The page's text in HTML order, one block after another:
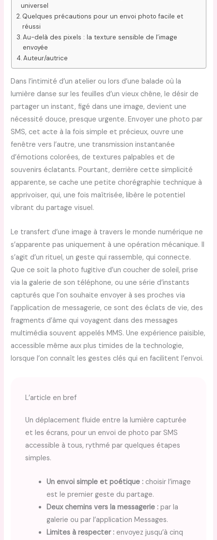
universel
Quelques précautions pour un envoi photo facile et
réussi
Au-delà des pixels : la texture sensible de l’image
envoyée
Auteur/autrice
Dans l’intimité d’un atelier ou lors d’une balade où la
lumière danse sur les feuilles d’un vieux chêne, le désir de
partager un instant, figé dans une image, devient une
nécessité douce, presque urgente. Envoyer une photo par
SMS, cet acte à la fois simple et précieux, ouvre une
fenêtre vers l’autre, une transmission instantanée
d’émotions colorées, de textures palpables et de
souvenirs éclatants. Pourtant, derrière cette simplicité
apparente, se cache une petite chorégraphie technique à
apprivoiser, qui, une fois maîtrisée, libère le potentiel
vibrant du partage visuel.
Le transfert d’une image à travers le monde numérique ne
s’apparente pas uniquement à une opération mécanique. Il
s’agit d’un rituel, un geste qui rassemble, qui connecte.
Que ce soit la photo fugitive d’un coucher de soleil, prise
via la galerie de son téléphone, ou une série d’instants
capturés que l’on souhaite envoyer à ses proches via
l’application de messagerie, ce sont des éclats de vie, des
fragments d’âme qui voyagent dans des messages
multimédia souvent appelés MMS. Une expérience paisible,
accessible même aux plus timides de la technologie,
lorsque l’on connaît les gestes clés qui en facilitent l’envoi.
L’article en bref
Un déplacement fluide entre la lumière capturée
et les écrans, pour un envoi de photo par SMS
accessible à tous, rythmé par quelques étapes
simples.
Un envoi simple et poétique : choisir l’image
est le premier geste du partage.
Deux chemins vers la messagerie : par la
galerie ou par l’application Messages.
Limites à respecter : envoyez jusqu’à cinq